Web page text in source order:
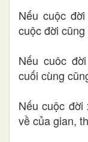
Nếu cuộc
cuộc đời
Nếu cuôc
cuối cùng
Nếu cuộc
về của gian,